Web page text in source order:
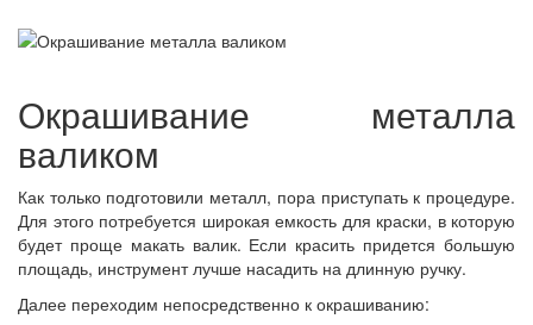
Окрашивание металла
валиком
Как только подготовили металл, пора приступать к процедуре.
Для этого потребуется широкая емкость для краски, в которую
будет проще макать валик. Если красить придется большую
площадь, инструмент лучше насадить на длинную ручку.
Далее переходим непосредственно к окрашиванию: